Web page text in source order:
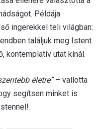
Példája
ingerekkel teli világban:
találjuk meg Istent.
kontemplatív utat kínál.
életre”– vallotta
segítsen minket is